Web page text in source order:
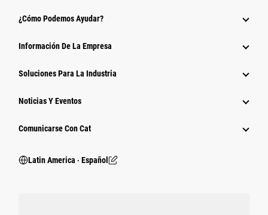
¿Cómo Podemos Ayudar?
Información De La Empresa
Soluciones Para La Industria
Noticias Y Eventos
Comunicarse Con Cat
Latin America ‧ Español